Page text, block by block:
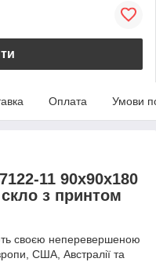
Оплата Умови
11 90х90х180
з принтом
своєю неперевершеною
США, Австралії та